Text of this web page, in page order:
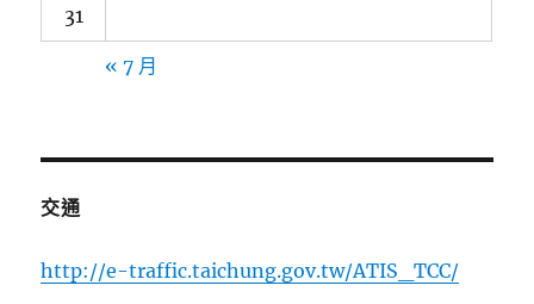
31
« 7 月
交通
http://e-traffic.taichung.gov.tw/ATIS_TCC/